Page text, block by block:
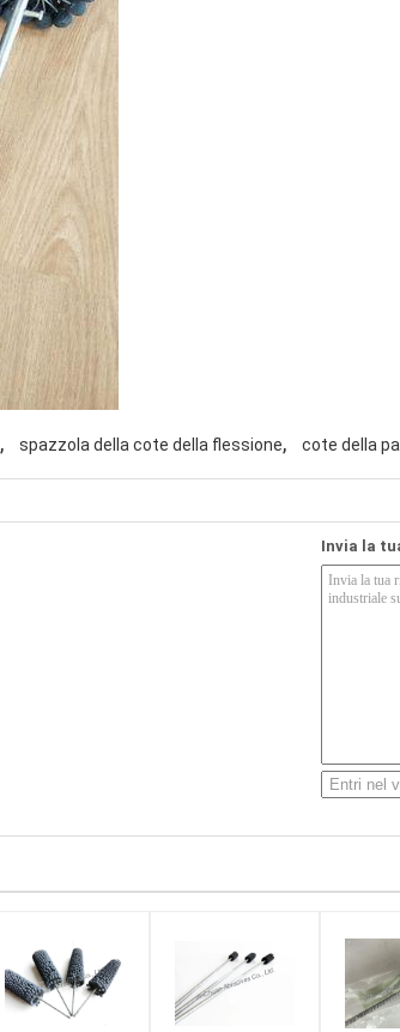
, spazzola della cote della flessione, cote della
Invia la